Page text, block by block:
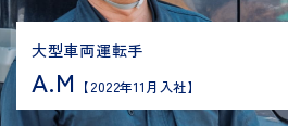
大型車両運転手
A.M 【2022年11月入社】